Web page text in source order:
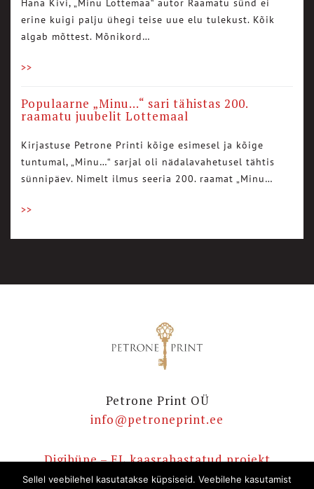
Hana Kivi, „Minu Lottemaa“ autor Raamatu sünd ei
erine kuigi palju ühegi teise uue elu tulekust. Kõik
algab mõttest. Mõnikord…
>>
Populaarne „Minu…“ sari tähistas 200.
raamatu juubelit Lottemaal
Kirjastuse Petrone Printi kõige esimesel ja kõige
tuntumal, „Minu…“ sarjal oli nädalavahetusel tähtis
sünnipäev. Nimelt ilmus seeria 200. raamat „Minu…
>>
Petrone Print OÜ
info@petroneprint.ee
Digihüpe – EL kaasrahastatud projekt
E-poe ostutingimused
Sellel veebilehel kasutatakse küpsiseid. Veebilehe kasutamist